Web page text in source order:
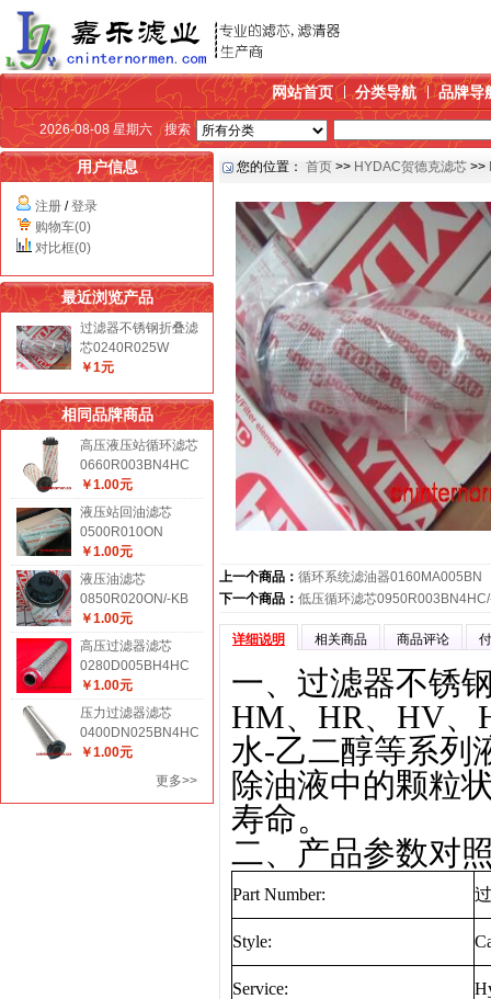
网站首页 分类导航 品牌导
2026-08-08 星期六 搜索
用户信息
注册 /登录
购物车(0)
对比框(0)
最近浏览产品
过滤器不锈钢折叠滤
芯0240R025W
￥1元
相同品牌商品
高压液压站循环滤芯
0660R003BN4HC
￥1.00元
液压站回油滤芯
0500R010ON
￥1.00元
液压油滤芯
0850R020ON/-KB
￥1.00元
高压过滤器滤芯
0280D005BH4HC
￥1.00元
压力过滤器滤芯
0400DN025BN4HC
￥1.00元
更多>>
您的位置： 首页 >> HYDAC贺德克滤芯 >>
上一个商品： 循环系统滤油器0160MA005BN
下一个商品： 低压循环滤芯
详细说明 相关商品 商品评论
一、过滤器不锈
HM、 HR、 HV、
水-乙二醇等系列
除油液中的颗粒
寿命。
二、产品参数对
Part Number:
Style:
Service: